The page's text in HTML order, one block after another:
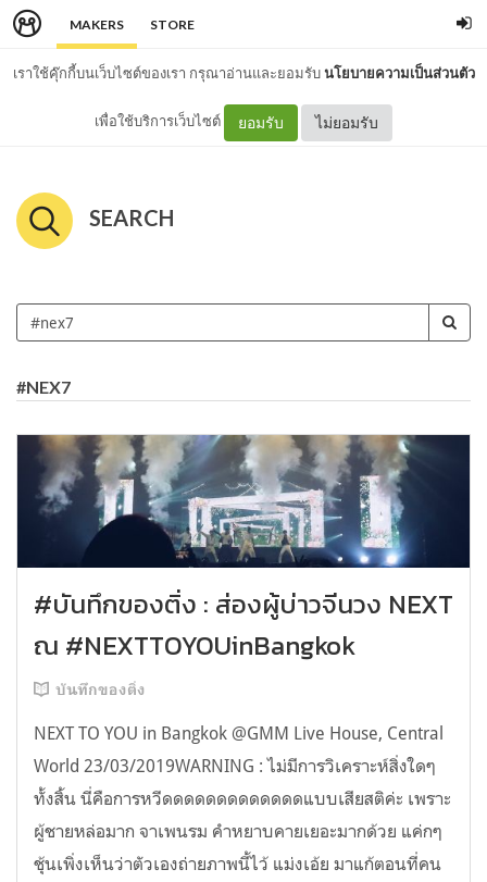
MAKERS STORE
เราใช้คุ๊กกี้บนเว็บไซต์ของเรา กรุณาอ่านและยอมรับนโยบายความเป็นส่วนตัว
เพื่อใช้บริการเว็บไซต์ ยอมรับ ไม่ยอมรับ
SEARCH
#NEX7
#บันทึกของติ่ง : ส่องผู้บ่าวจีนวง NEXT
ณ #NEXTTOYOUinBangkok
บันทึกของติ่ง
NEXT TO YOU in Bangkok @GMM Live House, Central
World 23/03/2019WARNING : ไม่มีการวิเคราะห์สิ่งใดๆ
ทั้งสิ้น นี่คือการหวีดดดดดดดดดดดดดแบบเสียสติค่ะ เพราะ
ผู้ชายหล่อมาก จาเพนรม คำหยาบคายเยอะมากด้วย แค่กๆ
ชุ้นเพิ่งเห็นว่าตัวเองถ่ายภาพนี้ไว้ แม่งเอ้ย มาแก้ตอนที่คน